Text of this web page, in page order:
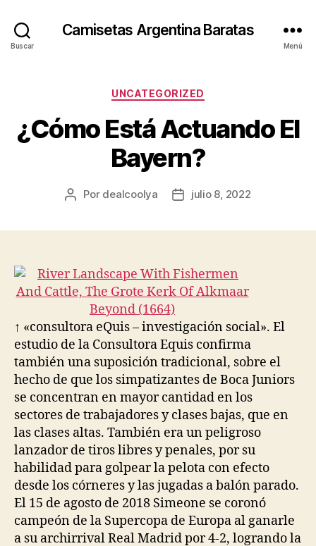
Buscar
Camisetas Argentina Baratas
Menú
Categorías
UNCATEGORIZED
¿Cómo Está Actuando El
Bayern?
Autor
Por dealcoolya
Fechajulio 8, 2022
↑ «consultora eQuis – investigación social». El
estudio de la Consultora Equis confirma
también una suposición tradicional, sobre el
hecho de que los simpatizantes de Boca Juniors
se concentran en mayor cantidad en los
sectores de trabajadores y clases bajas, que en
las clases altas. También era un peligroso
lanzador de tiros libres y penales, por su
habilidad para golpear la pelota con efecto
desde los córneres y las jugadas a balón parado.
El 15 de agosto de 2018 Simeone se coronó
campeón de la Supercopa de Europa al ganarle
a su archirrival Real Madrid por 4-2, logrando la